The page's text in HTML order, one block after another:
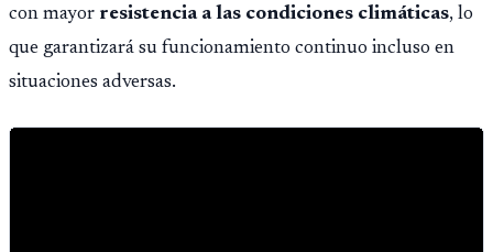
con mayor resistencia a las condiciones climáticas, lo
que garantizará su funcionamiento continuo incluso en
situaciones adversas.